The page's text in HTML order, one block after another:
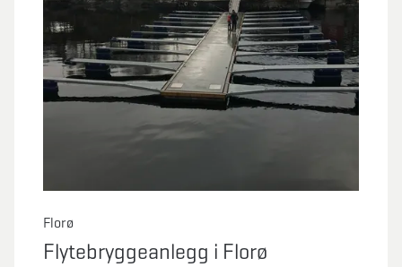
Florø
Flytebryggeanlegg i Florø